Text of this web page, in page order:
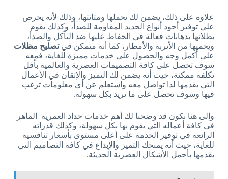
علاوة على ذلك، يضمن لك تحملها ومتانتها، وذلك لأنه يحرص
على توفير أجود أنواع الحديد المقاومة للصدأ، وكذلك يقوم
بطلائها بدهانات فعالة في الحفاظ عليها ضد التآكل والصدأ،
ويحميها من الأتربة والأمطار، كما أنه متمكن فيتصليح مظلات
على أكمل وجه والحصول على خدمات مميزة للغاية، فمعه
سوف تحصل على كافة التصميمات العصرية والعالمية بأقل
تكلفة ممكنة، حيث أنه يضمن لك التميز والإتقان في الأعمال
التي يقدمها لذا تواصل معه واستعلم عن أي معلومات ترغب
فيها وسوف تحصل على ما تريد بكل سهولة.
وإلى هنا نكون قد وضحنا لك أهم خدمات حداد العمرية الماهر
في كافة أعماله التي يقوم بها بكل سهولة، وكذلك قدراته
الرائعة في توفير الخدمة على أعلى مستوى بأسعار تنافسية
للغاية، حيث أنه يمنحك التميز والإبداع في كافة التصاميم التي
يقدمها بأجمل الأشكال العصرية الحديثة.